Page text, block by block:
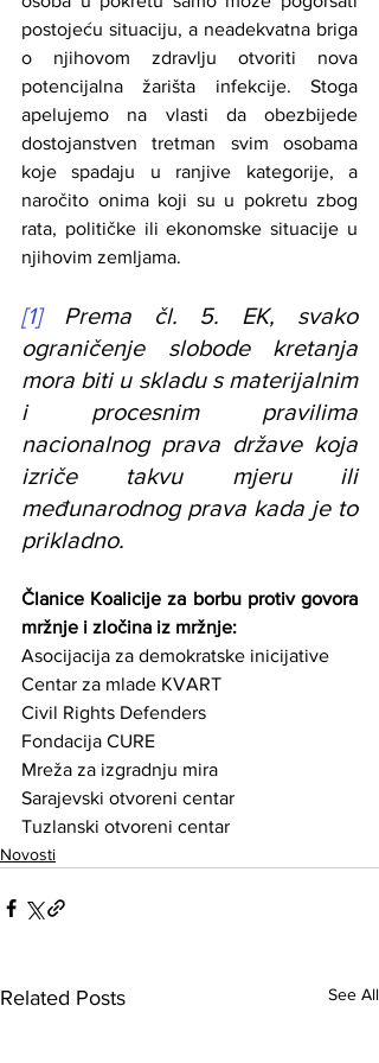
postojeću situaciju, a neadekvatna briga
o njihovom zdravlju otvoriti nova
potencijalna žarišta infekcije. Stoga
apelujemo na vlasti da obezbijede
dostojanstven tretman svim osobama
koje spadaju u ranjive kategorije, a
naročito onima koji su u pokretu zbog
rata, političke ili ekonomske situacije u
njihovim zemljama.
[1] Prema čl. 5. EK, svako
ograničenje slobode kretanja
mora biti u skladu s materijalnim
i procesnim pravilima
nacionalnog prava države koja
izriče takvu mjeru ili
međunarodnog prava kada je to
prikladno.
Članice Koalicije za borbu protiv govora
mržnje i zločina iz mržnje:
Asocijacija za demokratske inicijative
Centar za mlade KVART
Civil Rights Defenders
Fondacija CURE
Mreža za izgradnju mira
Sarajevski otvoreni centar
Tuzlanski otvoreni centar
Novosti
Related Posts See All